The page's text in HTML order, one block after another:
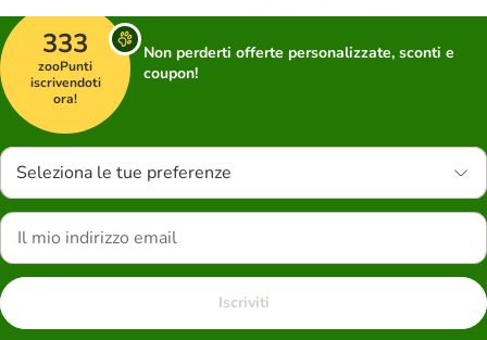
333
zooPunti
iscrivendoti
ora!
Non perderti offerte personalizzate, sconti e
coupon!
Seleziona le tue preferenze
Iscriviti